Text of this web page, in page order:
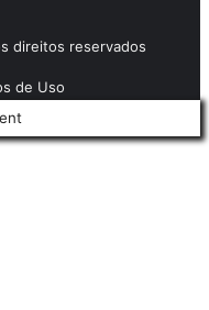
direitos reservados
de Uso